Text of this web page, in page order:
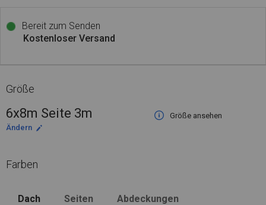
Bereit zum Senden
Kostenloser Versand
Größe
6x8m Seite 3m
Größe ansehen
Ändern
Farben
Dach Seiten Abdeckungen